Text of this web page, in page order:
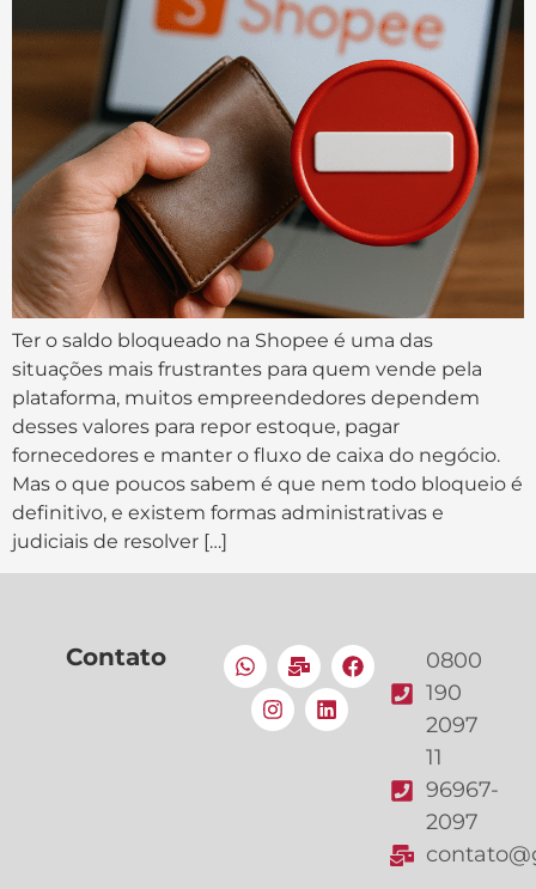
Ter o saldo bloqueado na Shopee é uma das
situações mais frustrantes para quem vende pela
plataforma, muitos empreendedores dependem
desses valores para repor estoque, pagar
fornecedores e manter o fluxo de caixa do negócio.
Mas o que poucos sabem é que nem todo bloqueio é
definitivo, e existem formas administrativas e
judiciais de resolver […]
Contato
0800
190
2097
11
96967-
2097